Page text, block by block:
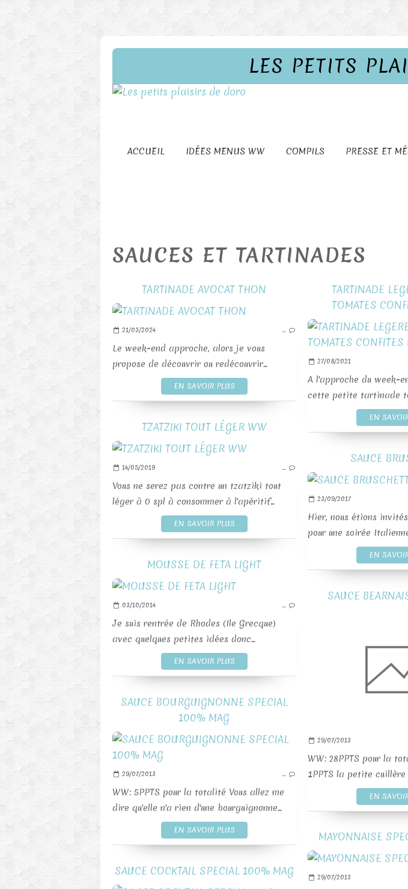
LES PETITS
ACCUEIL IDÉES MENUS WW COMPILS PRESSE ET
SAUCES ET TARTINADES
TARTINADE AVOCAT THON
SAUCES
21/03/2024 …
Le week-end approche, alors je vous
propose de découvrir ou redécouvrir...
EN SAVOIR PLUS
TARTINADE
TOMATES
27/08/2021
A l'approche du week-
cette petite tartinade
EN
TZATZIKI TOUT LÉGER WW
14/05/2019 …
Vous ne serez pas contre un tzatziki tout
léger à 0 spl à consommer à l'apéritif...
EN SAVOIR PLUS
SAUCE
23/09/2017
Hier, nous étions
pour une soirée
EN
MOUSSE DE FETA LIGHT
03/10/2014 …
Je suis rentrée de Rhodes (Ile Grecque)
avec quelques petites idées donc...
EN SAVOIR PLUS
SAUCE
29/07/2013
WW: 28PPTS pour la
1PPTS la petite cuillère
EN
SAUCE BOURGUIGNONNE SPECIAL
100% MAG
29/07/2013 …
WW: 5PPTS pour la totalité Vous allez me
dire qu'elle n'a rien d'une bourguignonne...
EN SAVOIR PLUS MAYONNAISE
29/07/2013
SAUCE COCKTAIL SPECIAL 100% MAG